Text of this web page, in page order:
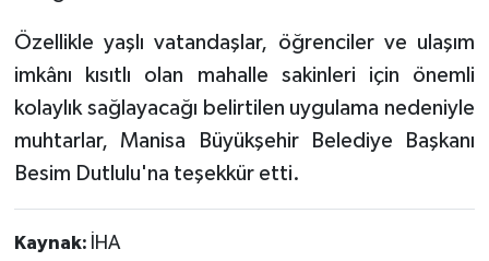
Özellikle yaşlı vatandaşlar, öğrenciler ve ulaşım
imkânı kısıtlı olan mahalle sakinleri için önemli
kolaylık sağlayacağı belirtilen uygulama nedeniyle
muhtarlar, Manisa Büyükşehir Belediye Başkanı
Besim Dutlulu'na teşekkür etti.
Kaynak: İHA